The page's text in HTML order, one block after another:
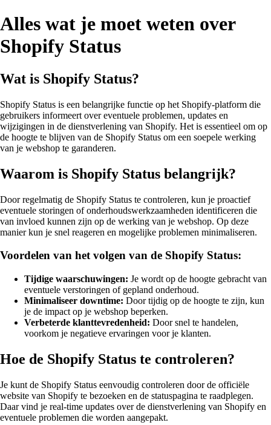
Alles wat je moet weten over
Shopify Status
Wat is Shopify Status?
Shopify Status is een belangrijke functie op het Shopify-platform die
gebruikers informeert over eventuele problemen, updates en
wijzigingen in de dienstverlening van Shopify. Het is essentieel om op
de hoogte te blijven van de Shopify Status om een soepele werking
van je webshop te garanderen.
Waarom is Shopify Status belangrijk?
Door regelmatig de Shopify Status te controleren, kun je proactief
eventuele storingen of onderhoudswerkzaamheden identificeren die
van invloed kunnen zijn op de werking van je webshop. Op deze
manier kun je snel reageren en mogelijke problemen minimaliseren.
Voordelen van het volgen van de Shopify Status:
Tijdige waarschuwingen: Je wordt op de hoogte gebracht van
eventuele verstoringen of gepland onderhoud.
Minimaliseer downtime: Door tijdig op de hoogte te zijn, kun
je de impact op je webshop beperken.
Verbeterde klanttevredenheid: Door snel te handelen,
voorkom je negatieve ervaringen voor je klanten.
Hoe de Shopify Status te controleren?
Je kunt de Shopify Status eenvoudig controleren door de officiële
website van Shopify te bezoeken en de statuspagina te raadplegen.
Daar vind je real-time updates over de dienstverlening van Shopify en
eventuele problemen die worden aangepakt.